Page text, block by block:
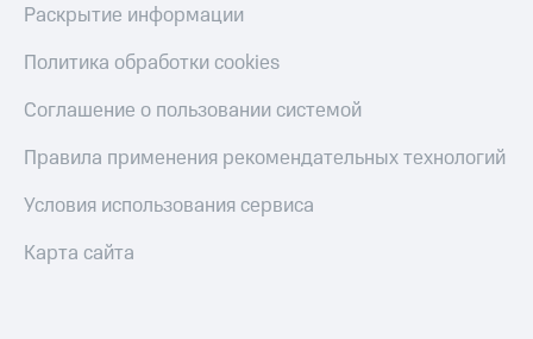
Раскрытие информации
Политика обработки cookies
Соглашение о пользовании системой
Правила применения рекомендательных технологий
Условия использования сервиса
Карта сайта